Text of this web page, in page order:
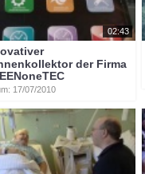
02:43
der Firma
17/07/2010